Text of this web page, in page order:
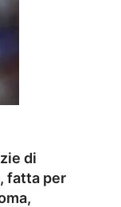
di
fatta per